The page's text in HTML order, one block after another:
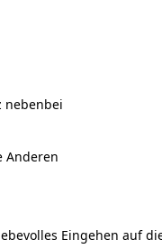
nebenbei
Anderen
Eingehen auf